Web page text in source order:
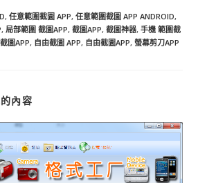
, 任意範圍截圖 APP, 任意範圍截圖 APP ANDROID,
, 局部範圍 截圖APP, 截圖APP, 截圖神器, 手機 範圍截
圖APP, 自由截圖 APP, 自由截圖APP, 螢幕剪刀APP
內容